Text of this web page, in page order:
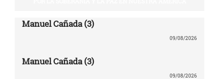
Manuel Cañada (3)
09/08/2026
Manuel Cañada (3)
09/08/2026